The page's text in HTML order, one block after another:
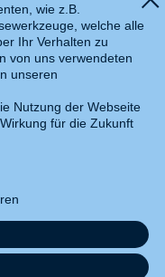
wie z.B.
welche alle
Ihr Verhalten zu
von uns verwendeten
unseren
Nutzung der Webseite
für die Zukunft